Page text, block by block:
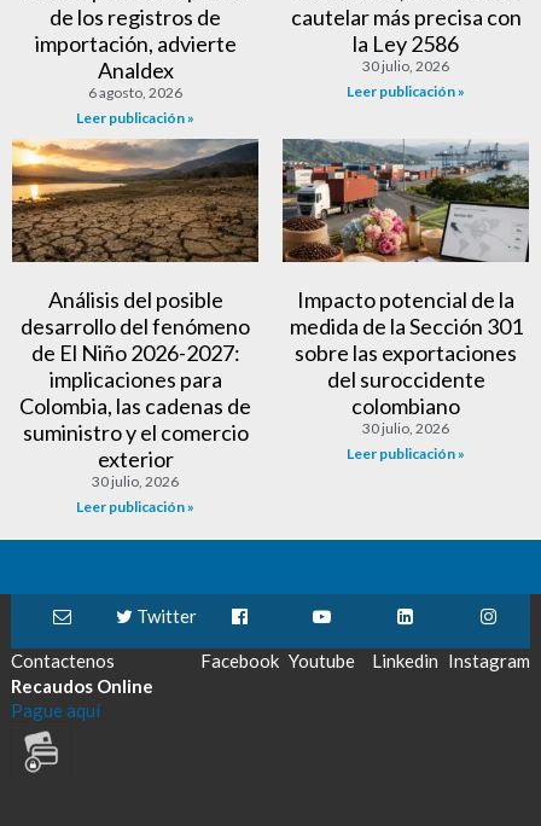
de los registros de
importación, advierte
Analdex
6 agosto, 2026
Leer publicación »
cautelar más precisa con
la Ley 2586
30 julio, 2026
Leer publicación »
Análisis del posible
desarrollo del fenómeno
de El Niño 2026-2027:
implicaciones para
Colombia, las cadenas de
suministro y el comercio
exterior
30 julio, 2026
Leer publicación »
Impacto potencial de la
medida de la Sección 301
sobre las exportaciones
del suroccidente
colombiano
30 julio, 2026
Leer publicación »
Contactenos
Twitter
Facebook Youtube Linkedin Instagram
Recaudos Online
Pague aquí